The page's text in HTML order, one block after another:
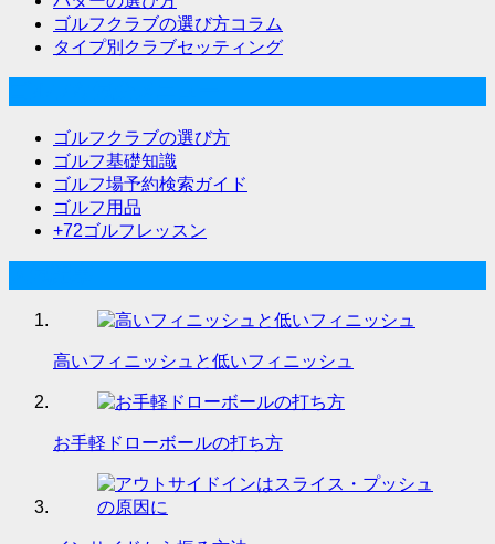
ゴルフクラブの選び方コラム
タイプ別クラブセッティング
ゴルフクラブの選び方
ゴルフ基礎知識
ゴルフ場予約検索ガイド
ゴルフ用品
+72ゴルフレッスン
高いフィニッシュと低いフィニッシュ
お手軽ドローボールの打ち方